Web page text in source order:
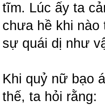
tĩm. Lúc ấy ta
chưa hề khi nào
sự quái dị như
Khi quỷ nữ bạo
thế, ta hỏi rằng: